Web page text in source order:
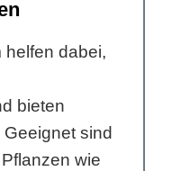
helfen dabei,
bieten
sind
wie